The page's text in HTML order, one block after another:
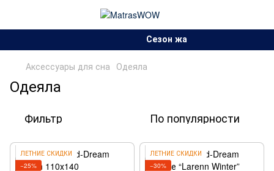
Сезон жарких скидок!.
Аксессуары для сна Одеяла
Одеяла
Фильтр По популярности
ЛЕТНИЕ СКИДКИ
−25%
ЛЕТНИЕ СКИДКИ
−30%